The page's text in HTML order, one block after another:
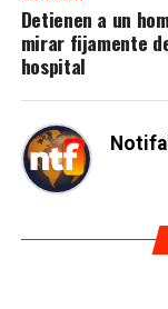
Detienen a un
mirar fijamente
hospital